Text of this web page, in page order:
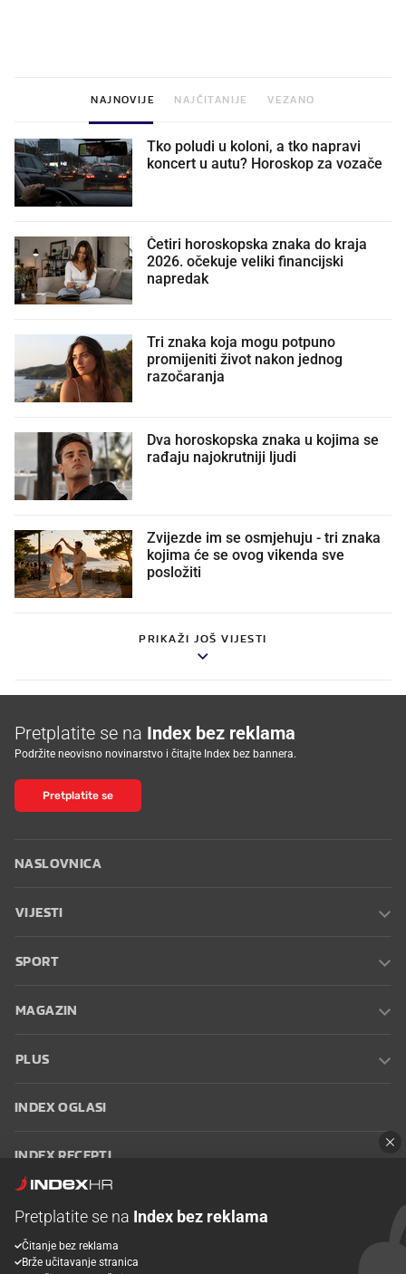
NAJNOVIJE NAJČITANIJE VEZANO
Tko poludi u koloni, a tko napravi
koncert u autu? Horoskop za vozače
Četiri horoskopska znaka do kraja
2026. očekuje veliki financijski
napredak
Tri znaka koja mogu potpuno
promijeniti život nakon jednog
razočaranja
Dva horoskopska znaka u kojima se
rađaju najokrutniji ljudi
Zvijezde im se osmjehuju - tri znaka
kojima će se ovog vikenda sve
posložiti
PRIKAŽI JOŠ VIJESTI
Pretplatite se na Index bez reklama
Podržite neovisno novinarstvo i čitajte Index bez bannera.
Pretplatite se
NASLOVNICA
VIJESTI
SPORT
MAGAZIN
PLUS
INDEX OGLASI
INDEX RECEPTI
Oglašavanje Zaposli se na Indexu
korištenja
Postavke kolačića
Pretplatite se na Index bez reklama
Čitanje bez reklama
Brže učitavanje stranica